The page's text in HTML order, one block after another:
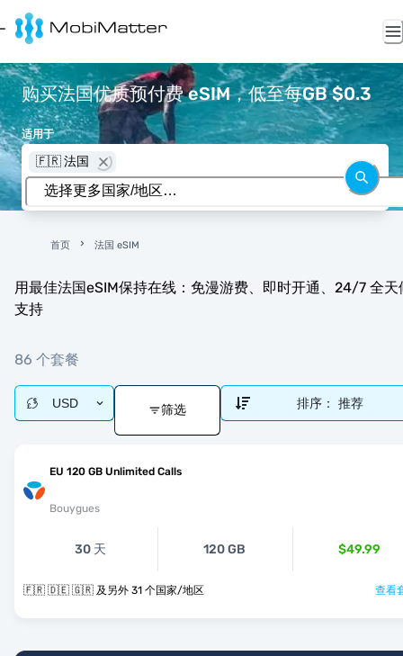
购买法国优质预付费 eSIM，低至每GB $0.3
适用于
🇫🇷 法国
首页 法国 eSIM
用最佳法国eSIM保持在线：免漫游费、即时开通、24/7 全天
支持
86 个套餐
USD 筛选 排序： 推荐
EU 120 GB Unlimited Calls
Bouygues
30 天 120 GB $49.99
🇫🇷 🇩🇪 🇬🇷 及另外 31 个国家/地区 查看